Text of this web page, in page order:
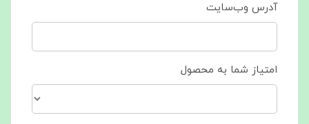
آدرس وب‌سایت
امتیاز شما به محصول